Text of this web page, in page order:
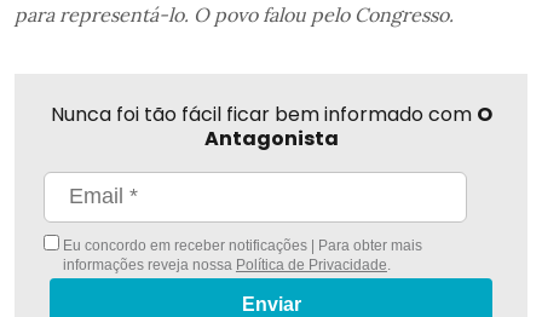
para representá-lo. O povo falou pelo Congresso.
Nunca foi tão fácil ficar bem informado com O
Antagonista
Eu concordo em receber notificações | Para obter mais
informações reveja nossa Política de Privacidade
Enviar